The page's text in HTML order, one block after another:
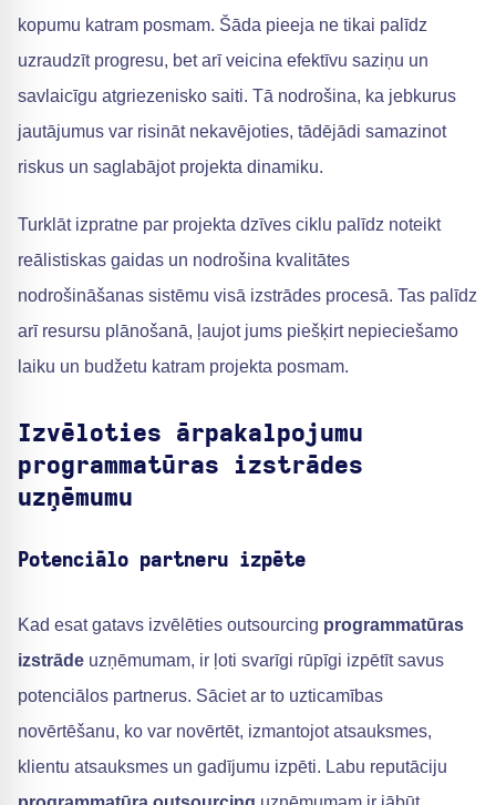
kopumu katram posmam. Šāda pieeja ne tikai palīdz
uzraudzīt progresu, bet arī veicina efektīvu saziņu un
savlaicīgu atgriezenisko saiti. Tā nodrošina, ka jebkurus
jautājumus var risināt nekavējoties, tādējādi samazinot
riskus un saglabājot projekta dinamiku.
Turklāt izpratne par projekta dzīves ciklu palīdz noteikt
reālistiskas gaidas un nodrošina kvalitātes
nodrošināšanas sistēmu visā izstrādes procesā. Tas palīdz
arī resursu plānošanā, ļaujot jums piešķirt nepieciešamo
laiku un budžetu katram projekta posmam.
Izvēloties ārpakalpojumu
programmatūras izstrādes
uzņēmumu
Potenciālo partneru izpēte
Kad esat gatavs izvēlēties outsourcing programmatūras
izstrāde uzņēmumam, ir ļoti svarīgi rūpīgi izpētīt savus
potenciālos partnerus. Sāciet ar to uzticamības
novērtēšanu, ko var novērtēt, izmantojot atsauksmes,
klientu atsauksmes un gadījumu izpēti. Labu reputāciju